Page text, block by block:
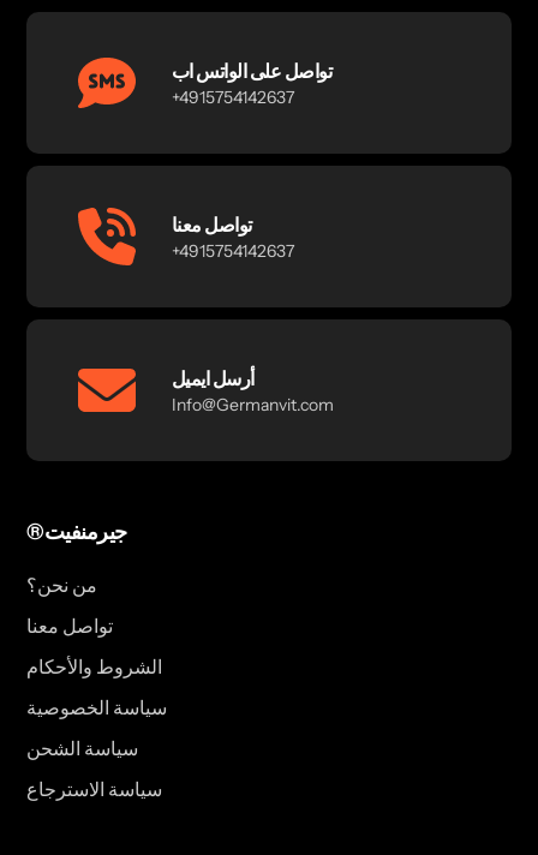
تواصل على الواتس اب
+4915754142637
تواصل معنا
+4915754142637
أرسل ايميل
Info@Germanvit.com
®جيرمنفيت
من نحن؟
تواصل معنا
الشروط والأحكام
سياسة الخصوصية
سياسة الشحن
سياسة الاسترجاع